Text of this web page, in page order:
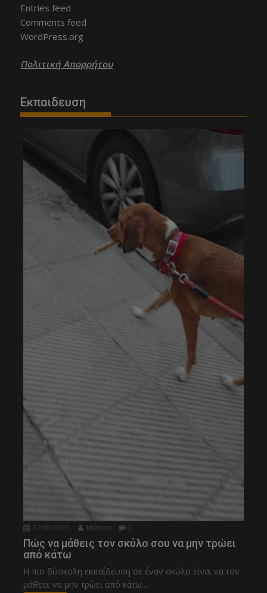
Entries feed
Comments feed
WordPress.org
Πολιτική Απορρήτου
Εκπαιδευση
12/01/2021 Μάρσα 0
Πώς να μάθεις τον σκύλο σου να μην τρώει
από κάτω
Η πιο δύσκολη εκπαίδευση σε έναν σκύλο είναι να τον
μάθετε να μην τρώει από κάτω....